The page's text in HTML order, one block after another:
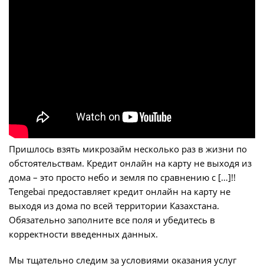
Пришлось взять микрозайм несколько раз в жизни по
обстоятельствам. Кредит онлайн на карту не выходя из
дома – это просто небо и земля по сравнению с […]!!
Tengebai предоставляет кредит онлайн на карту не
выходя из дома по всей территории Казахстана.
Обязательно заполните все поля и убедитесь в
корректности введенных данных.
Мы тщательно следим за условиями оказания услуг